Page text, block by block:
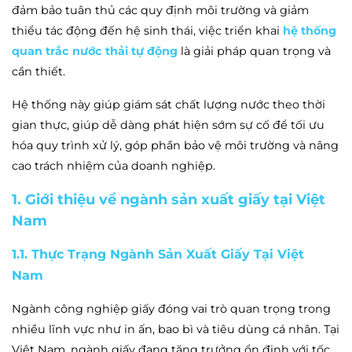
đảm bảo tuân thủ các quy định môi trường và giảm
thiểu tác động đến hệ sinh thái, việc triển khai hệ thống
quan trắc nước thải tự động là giải pháp quan trọng và
cần thiết.
Hệ thống này giúp giám sát chất lượng nước theo thời
gian thực, giúp dễ dàng phát hiện sớm sự cố để tối ưu
hóa quy trình xử lý, góp phần bảo vệ môi trường và nâng
cao trách nhiệm của doanh nghiệp.
1. Giới thiệu về ngành sản xuất giấy tại Việt
Nam
1.1. Thực Trạng Ngành Sản Xuất Giấy Tại Việt
Nam
Ngành công nghiệp giấy đóng vai trò quan trọng trong
nhiều lĩnh vực như in ấn, bao bì và tiêu dùng cá nhân. Tại